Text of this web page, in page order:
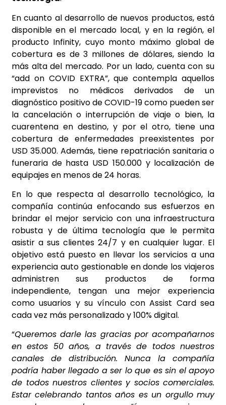
En cuanto al desarrollo de nuevos productos, está
disponible en el mercado local, y en la región, el
producto Infinity, cuyo monto máximo global de
cobertura es de 3 millones de dólares, siendo la
más alta del mercado. Por un lado, cuenta con su
“add on COVID EXTRA”, que contempla aquellos
imprevistos no médicos derivados de un
diagnóstico positivo de COVID-19 como pueden ser
la cancelación o interrupción de viaje o bien, la
cuarentena en destino, y por el otro, tiene una
cobertura de enfermedades preexistentes por
USD 35.000. Además, tiene repatriación sanitaria o
funeraria de hasta USD 150.000 y localización de
equipajes en menos de 24 horas.
En lo que respecta al desarrollo tecnológico, la
compañía continúa enfocando sus esfuerzos en
brindar el mejor servicio con una infraestructura
robusta y de última tecnología que le permita
asistir a sus clientes 24/7 y en cualquier lugar. El
objetivo está puesto en llevar los servicios a una
experiencia auto gestionable en donde los viajeros
administren sus productos de forma
independiente, tengan una mejor experiencia
como usuarios y su vínculo con Assist Card sea
cada vez más personalizado y 100% digital.
“Queremos darle las gracias por acompañarnos
en estos 50 años, a través de todos nuestros
canales de distribución. Nunca la compañía
podría haber llegado a ser lo que es sin el apoyo
de todos nuestros clientes y socios comerciales.
Estar celebrando tantosaños es un orgullo muy